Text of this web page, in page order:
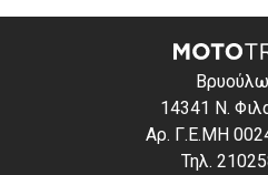
14341 Ν.
Αρ. Γ.Ε.ΜΗ
Τηλ.